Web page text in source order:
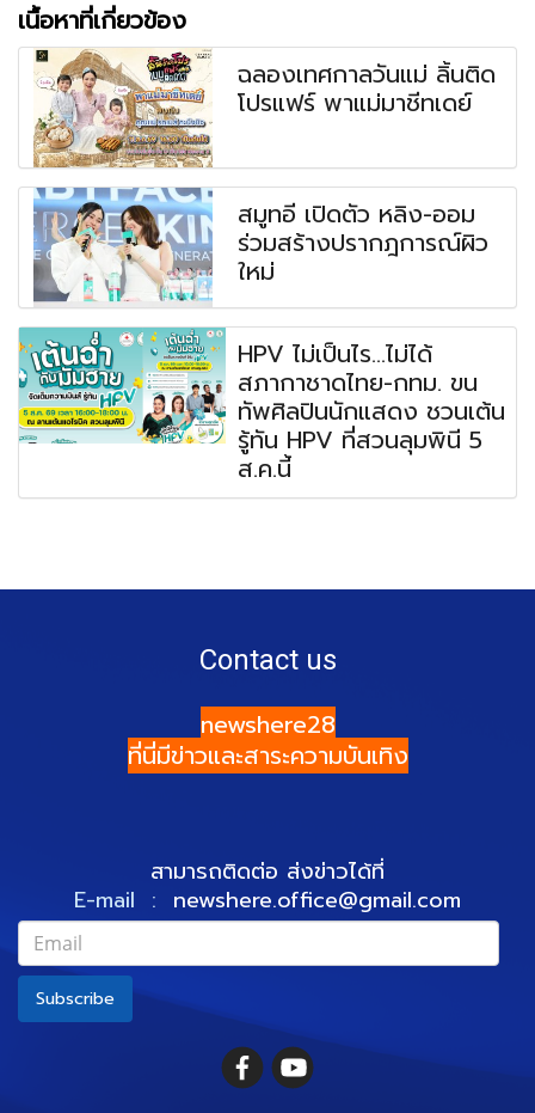
เนื้อหาที่เกี่ยวข้อง
ฉลองเทศกาลวันแม่ ลิ้นติด
โปรแฟร์ พาแม่มาชีทเดย์
สมูทอี เปิดตัว หลิง-ออม
ร่วมสร้างปรากฎการณ์ผิว
ใหม่
HPV ไม่เป็นไร...ไม่ได้
สภากาชาดไทย-กทม. ขน
ทัพศิลปินนักแสดง ชวนเต้น
รู้ทัน HPV ที่สวนลุมพินี 5
ส.ค.นี้
Contact us
newshere28
ที่นี่มีข่าวและสาระความบันเทิง
สามารถติดต่อ ส่งข่าวได้ที่
E-mail : newshere.office@gmail.com
Subscribe